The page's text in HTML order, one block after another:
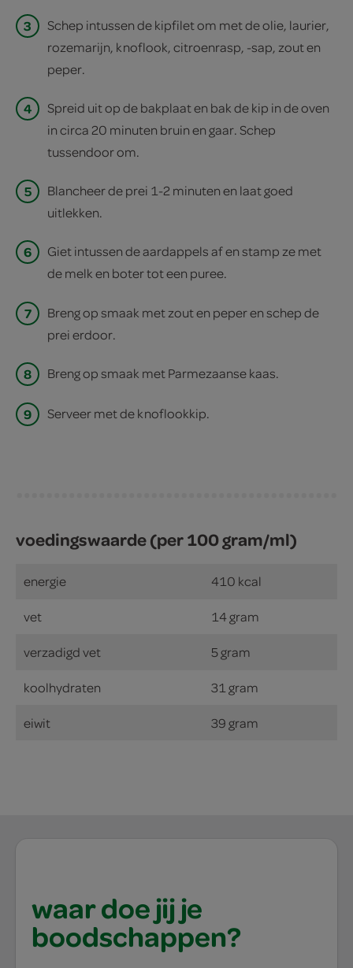
3
Schep intussen de kipfilet om met de olie, laurier,
rozemarijn, knoflook, citroenrasp, -sap, zout en
peper.
4
Spreid uit op de bakplaat en bak de kip in de oven
in circa 20 minuten bruin en gaar. Schep
tussendoor om.
5
Blancheer de prei 1-2 minuten en laat goed
uitlekken.
6
Giet intussen de aardappels af en stamp ze met
de melk en boter tot een puree.
7
Breng op smaak met zout en peper en schep de
prei erdoor.
8 Breng op smaak met Parmezaanse kaas.
9 Serveer met de knoflookkip.
voedingswaarde (per 100 gram/ml)
energie 410 kcal
vet 14 gram
verzadigd vet 5 gram
koolhydraten 31 gram
eiwit 39 gram
waar doe jij je
boodschappen?